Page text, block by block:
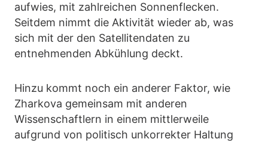
aufwies, mit zahlreichen Sonnenflecken.
Seitdem nimmt die Aktivität wieder ab, was
sich mit der den Satellitendaten zu
entnehmenden Abkühlung deckt.
Hinzu kommt noch ein anderer Faktor, wie
Zharkova gemeinsam mit anderen
Wissenschaftlern in einem mittlerweile
aufgrund von politisch unkorrekter Haltung